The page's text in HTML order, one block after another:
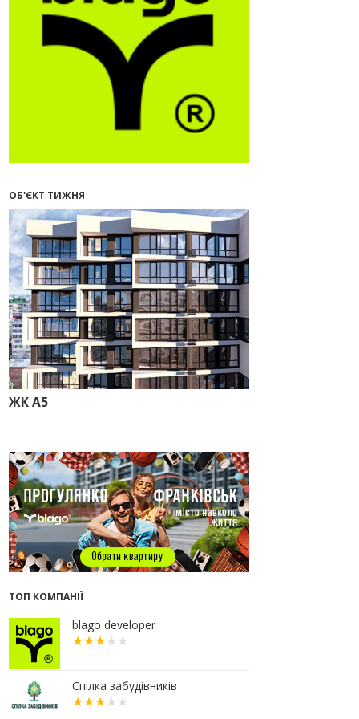
У Франківську провели
конференцію для фахівців ринку
нерухомості та девелоперів
27.07.2026
Нерухомість як антикризовий
актив: стратегії для Івано-
Франківська
Поліція затримала банду, яка
Франківську на понад 2,6 млн
12:08
Літо вигідних інвестицій:
комерційні приміщення зі
знижками
21.07.2026
12:10
Як вибрати кольори для кухні у
2026 році
20.07.2026
13:19
У Поляниці та Франківську
прокуратура стягує понад 13 млн
грн пайових внесків
14:32
Літо вигідних інвестицій:
комерційні приміщення зі
знижками до -7%
12:26
Введено в експлуатацію першу
секцію ЖК SKYGARDEN
11:50
Ведення фасадних робіт у 36
корпусі ЖР “Княгинин”
стрімко дорожчають: скільки в
метр
15.07.2026
12:06
На Франківщині житло за
«єОселею» дешевше на 21%
13.07.2026
ОБ'ЄКТ ТИЖНЯ
ЖК А5
ТОП КОМПАНІЇ
blago developer
Спілка забудівників